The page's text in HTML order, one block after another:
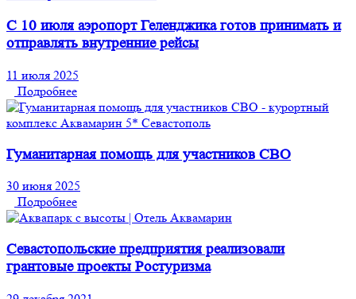
С 10 июля аэропорт Геленджика готов принимать и
отправлять внутренние рейсы
11 июля 2025
Подробнее
Гуманитарная помощь для участников СВО
30 июня 2025
Подробнее
Севастопольские предприятия реализовали
грантовые проекты Ростуризма